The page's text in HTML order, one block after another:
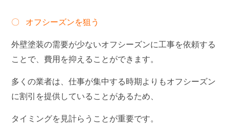
〇 オフシーズンを狙う
外壁塗装の需要が少ないオフシーズンに工事を依頼する
ことで、費用を抑えることができます。
多くの業者は、仕事が集中する時期よりもオフシーズン
に割引を提供していることがあるため、
タイミングを見計らうことが重要です。